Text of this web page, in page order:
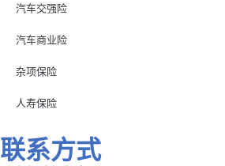
汽车交强险
汽车商业险
杂项保险
人寿保险
联系方式